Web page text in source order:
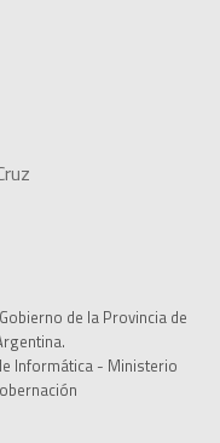
de la Provincia de
Informática - Ministerio